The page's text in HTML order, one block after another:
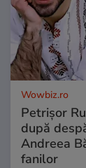
Wowbiz.ro
Petrișor
după
Andreea
fanilor